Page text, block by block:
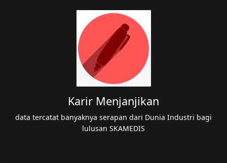
Karir Menjanjikan
data tercatat banyaknya serapan dari Dunia Industri bagi
lulusan SKAMEDIS